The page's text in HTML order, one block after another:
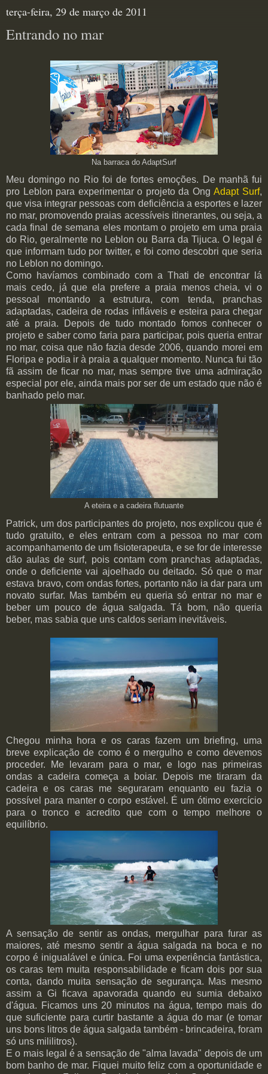
terça-feira, 29 de março de 2011
Entrando no mar
Na barraca do AdaptSurf
Meu domingo no Rio foi de fortes emoções. De manhã fui
pro Leblon para experimentar o projeto da OngAdapt Surf,
que visa integrar pessoas com deficiência a esportes e lazer
no mar, promovendo praias acessíveis itinerantes, ou seja, a
cada final de semana eles montam o projeto em uma praia
do Rio, geralmente no Leblon ou Barra da Tijuca. O legal é
que informam tudo por twitter, e foi como descobri que seria
no Leblon no domingo.
Como havíamos combinado com a Thati de encontrar lá
mais cedo, já que ela prefere a praia menos cheia, vi o
pessoal montando a estrutura, com tenda, pranchas
adaptadas, cadeira de rodas infláveis e esteira para chegar
até a praia. Depois de tudo montado fomos conhecer o
projeto e saber como faria para participar, pois queria entrar
no mar, coisa que não fazia desde 2006, quando morei em
Floripa e podia ir à praia a qualquer momento. Nunca fui tão
fã assim de ficar no mar, mas sempre tive uma admiração
especial por ele, ainda mais por ser de um estado que não é
banhado pelo mar.
A eteira e a cadeira flutuante
Patrick, um dos participantes do projeto, nos explicou que é
tudo gratuito, e eles entram com a pessoa no mar com
acompanhamento de um fisioterapeuta, e se for de interesse
dão aulas de surf, pois contam com pranchas adaptadas,
onde o deficiente vai ajoelhado ou deitado. Só que o mar
estava bravo, com ondas fortes, portanto não ia dar para um
novato surfar. Mas também eu queria só entrar no mar e
beber um pouco de água salgada. Tá bom, não queria
beber, mas sabia que uns caldos seriam inevitáveis.
Chegou minha hora e os caras fazem um briefing, uma
breve explicação de como é o mergulho e como devemos
proceder. Me levaram para o mar, e logo nas primeiras
ondas a cadeira começa a boiar. Depois me tiraram da
cadeira e os caras me seguraram enquanto eu fazia o
possível para manter o corpo estável. É um ótimo exercício
para o tronco e acredito que com o tempo melhore o
equilíbrio.
A sensação de sentir as ondas, mergulhar para furar as
maiores, até mesmo sentir a água salgada na boca e no
corpo é inigualável e única. Foi uma experiência fantástica,
os caras tem muita responsabilidade e ficam dois por sua
conta, dando muita sensação de segurança. Mas mesmo
assim a Gi ficava apavorada quando eu sumia debaixo
d'água. Ficamos uns 20 minutos na água, tempo mais do
que suficiente para curtir bastante a água do mar (e tomar
uns bons litros de água salgada também - brincadeira, foram
só uns mililitros).
E o mais legal é a sensação de "alma lavada" depois de um
bom banho de mar. Fiquei muito feliz com a oportunidade e